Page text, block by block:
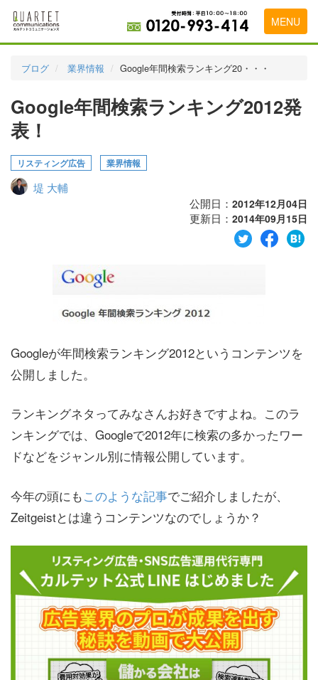
MENU
実績・お客様の声
代理店の乗り換えをお考えの方
ブログ 業界情報 Google年間検索ランキング20・・・
Google年間検索ランキング2012発
表！
リスティング広告 業界情報
堤 大輔
公開日： 2012年12月04日
更新日： 2014年09月15日
Googleが年間検索ランキング2012というコンテンツを
公開しました。
ランキングネタってみなさんお好きですよね。このラ
ンキングでは、Googleで2012年に検索の多かったワー
ドなどをジャンル別に情報公開しています。
今年の頭にもこのような記事でご紹介しましたが、
Zeitgeistとは違うコンテンツなのでしょうか？